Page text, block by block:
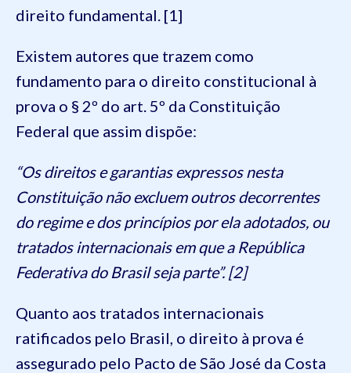
direito fundamental. [1]
Existem autores que trazem como
fundamento para o direito constitucional à
prova o § 2º do art. 5º da Constituição
Federal que assim dispõe:
“Os direitos e garantias expressos nesta
Constituição não excluem outros decorrentes
do regime e dos princípios por ela adotados, ou
tratados internacionais em que a República
Federativa do Brasil seja parte”. [2]
Quanto aos tratados internacionais
ratificados pelo Brasil, o direito à prova é
assegurado pelo Pacto de São José da Costa